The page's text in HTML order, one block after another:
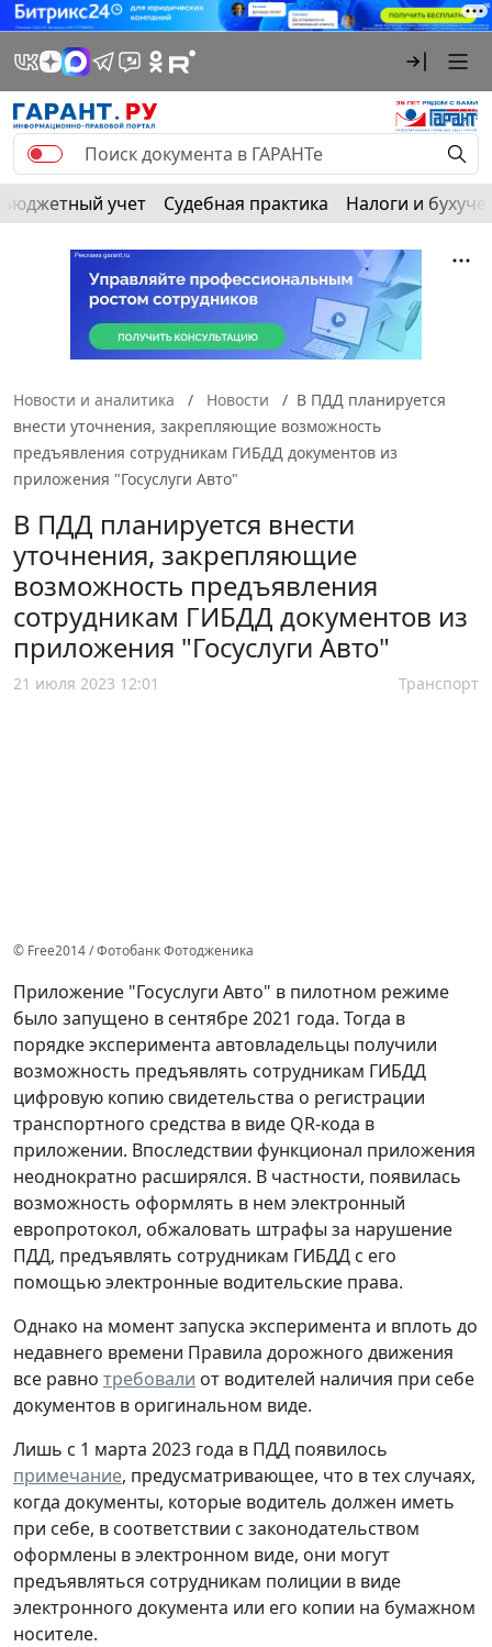
Бюджетный учет Судебная практика Налоги и
Новости и аналитика Новости
В ПДД планируется
внести уточнения, закрепляющие возможность
предъявления сотрудникам ГИБДД документов из
приложения "Госуслуги Авто"
В ПДД планируется внести
уточнения, закрепляющие
возможность предъявления
сотрудникам ГИБДД документов из
приложения "Госуслуги Авто"
21 июля 2023 12:01 Транспорт
© Free2014 / Фотобанк Фотодженика
Приложение "Госуслуги Авто" в пилотном режиме
было запущено в сентябре 2021 года. Тогда в
порядке эксперимента автовладельцы получили
возможность предъявлять сотрудникам ГИБДД
цифровую копию свидетельства о регистрации
транспортного средства в виде QR-кода в
приложении. Впоследствии функционал приложения
неоднократно расширялся. В частности, появилась
возможность оформлять в нем электронный
европротокол, обжаловать штрафы за нарушение
ПДД, предъявлять сотрудникам ГИБДД с его
помощью электронные водительские права.
Однако на момент запуска эксперимента и вплоть до
недавнего времени Правила дорожного движения
все равно требовали от водителей наличия при себе
документов в оригинальном виде.
Лишь с 1 марта 2023 года в ПДД появилось
примечание, предусматривающее, что в тех случаях,
когда документы, которые водитель должен иметь
при себе, в соответствии с законодательством
оформлены в электронном виде, они могут
предъявляться сотрудникам полиции в виде
электронного документа или его копии на бумажном
носителе.